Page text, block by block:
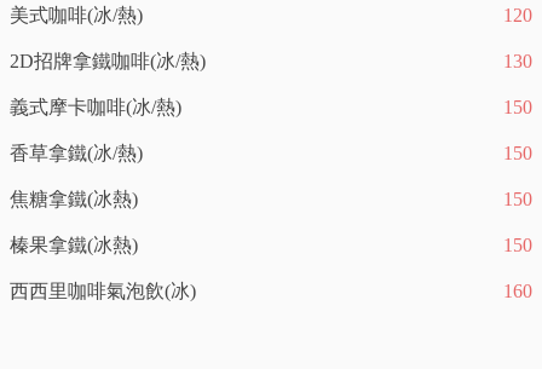
美式咖啡(冰/熱) 120
2D招牌拿鐵咖啡(冰/熱) 130
義式摩卡咖啡(冰/熱) 150
香草拿鐵(冰/熱) 150
焦糖拿鐵(冰熱) 150
榛果拿鐵(冰熱) 150
西西里咖啡氣泡飲(冰) 160